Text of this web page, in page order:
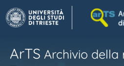
ArTS Archivio della